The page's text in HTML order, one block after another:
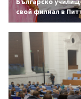
свой филиал в